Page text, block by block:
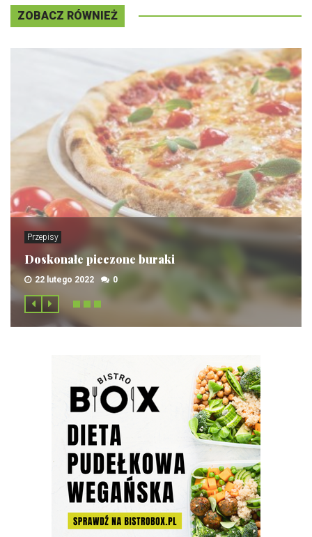
ZOBACZ RÓWNIEŻ
Przepisy
Doskonałe pieczone buraki
22 lutego 2022 0